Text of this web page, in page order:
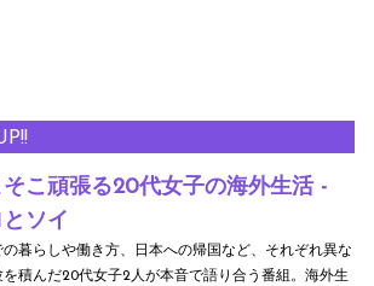
そこ頑張る20代女子の海外生活 -
ソイ
の暮らしや働き方、日本への帰国など、それぞれ異な
を積んだ20代女子2人が本音で語り合う番組。海外生